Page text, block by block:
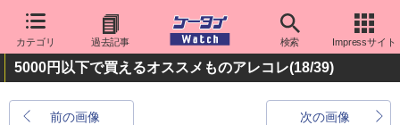
カテゴリ 過去記事 検索 Impressサイト
5000円以下で買えるオススメものアレコレ(18/39)
前の画像 次の画像